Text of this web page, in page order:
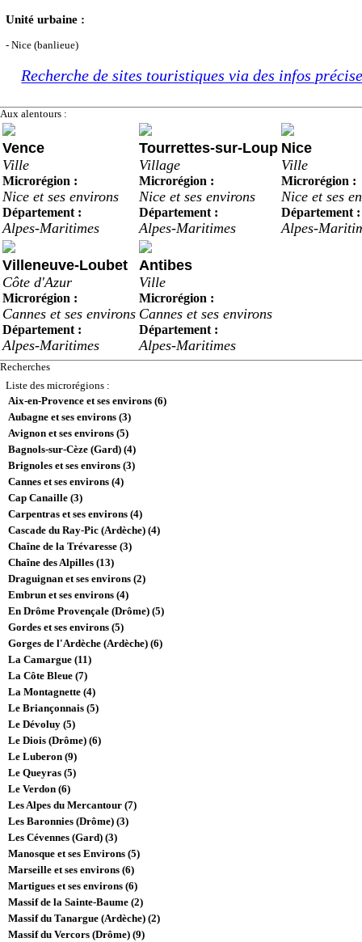
Unité urbaine :
- Nice (banlieue)
Recherche de sites touristiques via des infos
Aux alentours :
Vence
Ville
Microrégion :
Nice et ses environs
Département :
Alpes-Maritimes
Tourrettes-sur-Loup
Village
Microrégion :
Nice et ses environs
Département :
Alpes-Maritimes
Nice
Ville
Microrégion :
Nice et ses
Département :
Alpes-
Villeneuve-Loubet
Côte d'Azur
Microrégion :
Cannes et ses environs
Département :
Alpes-Maritimes
Antibes
Ville
Microrégion :
Cannes et ses environs
Département :
Alpes-Maritimes
Recherches
Liste des microrégions :
Aix-en-Provence et ses environs (6)
Aubagne et ses environs (3)
Avignon et ses environs (5)
Bagnols-sur-Cèze (Gard) (4)
Brignoles et ses environs (3)
Cannes et ses environs (4)
Cap Canaille (3)
Carpentras et ses environs (4)
Cascade du Ray-Pic (Ardèche) (4)
Chaîne de la Trévaresse (3)
Chaîne des Alpilles (13)
Draguignan et ses environs (2)
Embrun et ses environs (4)
En Drôme Provençale (Drôme) (5)
Gordes et ses environs (5)
Gorges de l'Ardèche (Ardèche) (6)
La Camargue (11)
La Côte Bleue (7)
La Montagnette (4)
Le Briançonnais (5)
Le Dévoluy (5)
Le Diois (Drôme) (6)
Le Luberon (9)
Le Queyras (5)
Le Verdon (6)
Les Alpes du Mercantour (7)
Les Baronnies (Drôme) (3)
Les Cévennes (Gard) (3)
Manosque et ses Environs (5)
Marseille et ses environs (6)
Martigues et ses environs (6)
Massif de la Sainte-Baume (2)
Massif du Tanargue (Ardèche) (2)
Massif du Vercors (Drôme) (9)